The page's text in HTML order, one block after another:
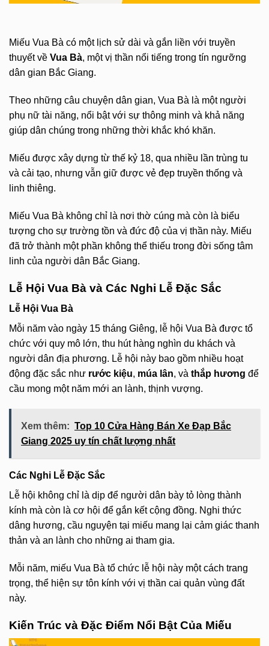
Miếu Vua Bà có một lịch sử dài và gắn liền với truyền
thuyết về Vua Bà, một vị thần nổi tiếng trong tín ngưỡng
dân gian Bắc Giang.
Theo những câu chuyện dân gian, Vua Bà là một người
phụ nữ tài năng, nổi bật với sự thông minh và khả năng
giúp dân chúng trong những thời khắc khó khăn.
Miếu được xây dựng từ thế kỷ 18, qua nhiều lần trùng tu
và cải tạo, nhưng vẫn giữ được vẻ đẹp truyền thống và
linh thiêng.
Miếu Vua Bà không chỉ là nơi thờ cúng mà còn là biểu
tượng cho sự trường tồn và đức độ của vị thần này. Miếu
đã trở thành một phần không thể thiếu trong đời sống tâm
linh của người dân Bắc Giang.
Lễ Hội Vua Bà và Các Nghi Lễ Đặc Sắc
Lễ Hội Vua Bà
Mỗi năm vào ngày 15 tháng Giêng, lễ hội Vua Bà được tổ
chức với quy mô lớn, thu hút hàng nghìn du khách và
người dân địa phương. Lễ hội này bao gồm nhiều hoạt
động đặc sắc như rước kiệu, múa lân, và thắp hương để
cầu mong một năm mới an lành, thịnh vượng.
Xem thêm: Top 10 Cửa Hàng Bán Xe Đạp Bắc
Giang 2025 uy tín chất lượng nhất
Các Nghi Lễ Đặc Sắc
Lễ hội không chỉ là dịp để người dân bày tỏ lòng thành
kính mà còn là cơ hội để gắn kết cộng đồng. Nghi thức
dâng hương, cầu nguyện tại miếu mang lại cảm giác thanh
thản và an lành cho những ai tham gia.
Mỗi năm, miếu Vua Bà tổ chức lễ hội này một cách trang
trọng, thể hiện sự tôn kính với vị thần cai quản vùng đất
này.
Kiến Trúc và Đặc Điểm Nổi Bật Của Miếu